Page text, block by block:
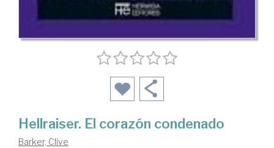
Hellraiser. El corazón condenado
Barker, Clive